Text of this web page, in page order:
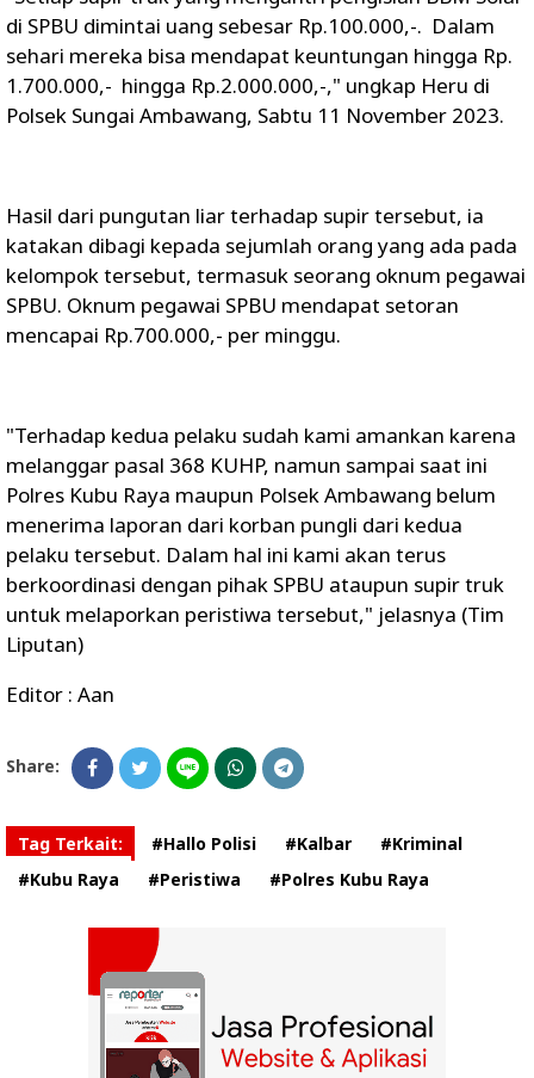
di SPBU dimintai uang sebesar Rp.100.000,-. Dalam
sehari mereka bisa mendapat keuntungan hingga Rp.
1.700.000,- hingga Rp.2.000.000,-," ungkap Heru di
Polsek Sungai Ambawang, Sabtu 11 November 2023.
Hasil dari pungutan liar terhadap supir tersebut, ia
katakan dibagi kepada sejumlah orang yang ada pada
kelompok tersebut, termasuk seorang oknum pegawai
SPBU. Oknum pegawai SPBU mendapat setoran
mencapai Rp.700.000,- per minggu.
"Terhadap kedua pelaku sudah kami amankan karena
melanggar pasal 368 KUHP, namun sampai saat ini
Polres Kubu Raya maupun Polsek Ambawang belum
menerima laporan dari korban pungli dari kedua
pelaku tersebut. Dalam hal ini kami akan terus
berkoordinasi dengan pihak SPBU ataupun supir truk
untuk melaporkan peristiwa tersebut," jelasnya (Tim
Liputan)
Editor : Aan
Share:
Tag Terkait: #Hallo Polisi #Kalbar
#Kriminal
#Kubu Raya
#Peristiwa #Polres Kubu Raya